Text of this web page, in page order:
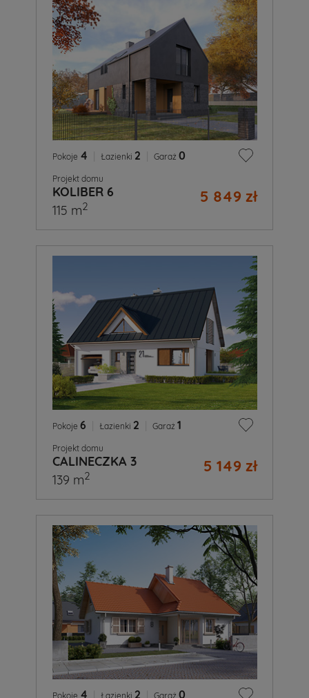
Pokoje 4 Łazienki 2 Garaż 0
Projekt domu
KOLIBER 6 5 849 zł
115 m2
Pokoje 6 Łazienki 2 Garaż 1
Projekt domu
CALINECZKA 3 5 149 zł
139 m2
Pokoje 4 Łazienki 2 Garaż 0